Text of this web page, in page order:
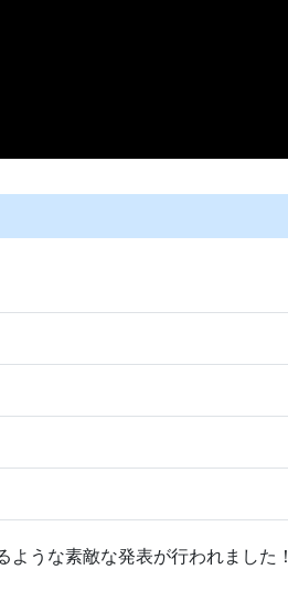
うな素敵な発表が行われました！